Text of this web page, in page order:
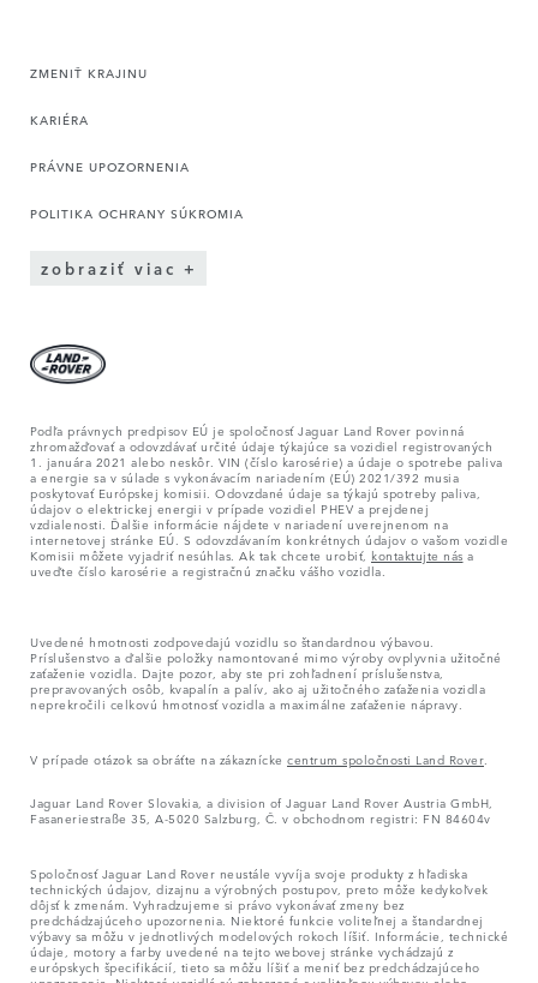
ZMENIŤ KRAJINU
KARIÉRA
PRÁVNE UPOZORNENIA
POLITIKA OCHRANY SÚKROMIA
zobraziť viac
Podľa právnych predpisov EÚ je spoločnosť Jaguar Land Rover povinná
zhromažďovať a odovzdávať určité údaje týkajúce sa vozidiel registrovaných
1. januára 2021 alebo neskôr. VIN (číslo karosérie) a údaje o spotrebe paliva
a energie sa v súlade s vykonávacím nariadením (EÚ) 2021/392 musia
poskytovať Európskej komisii. Odovzdané údaje sa týkajú spotreby paliva,
údajov o elektrickej energii v prípade vozidiel PHEV a prejdenej
vzdialenosti. Ďalšie informácie nájdete v nariadení uverejnenom na
internetovej stránke EÚ. S odovzdávaním konkrétnych údajov o vašom vozidle
Komisii môžete vyjadriť nesúhlas. Ak tak chcete urobiť, kontaktujte nás a
uveďte číslo karosérie a registračnú značku vášho vozidla.
Uvedené hmotnosti zodpovedajú vozidlu so štandardnou výbavou.
Príslušenstvo a ďalšie položky namontované mimo výroby ovplyvnia užitočné
zaťaženie vozidla. Dajte pozor, aby ste pri zohľadnení príslušenstva,
prepravovaných osôb, kvapalín a palív, ako aj užitočného zaťaženia vozidla
neprekročili celkovú hmotnosť vozidla a maximálne zaťaženie nápravy.
V prípade otázok sa obráťte na zákaznícke centrum spoločnosti Land Rover.
Jaguar Land Rover Slovakia, a division of Jaguar Land Rover Austria GmbH,
Fasaneriestraße 35, A-5020 Salzburg, Č. v obchodnom registri: FN 84604v
Spoločnosť Jaguar Land Rover neustále vyvíja svoje produkty z hľadiska
technických údajov, dizajnu a výrobných postupov, preto môže kedykoľvek
dôjsť k zmenám. Vyhradzujeme si právo vykonávať zmeny bez
predchádzajúceho upozornenia. Niektoré funkcie voliteľnej a štandardnej
výbavy sa môžu v jednotlivých modelových rokoch líšiť. Informácie, technické
údaje, motory a farby uvedené na tejto webovej stránke vychádzajú z
európskych špecifikácií, tieto sa môžu líšiť a meniť bez predchádzajúceho